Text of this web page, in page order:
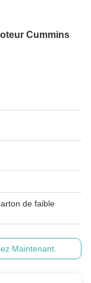
Cummins
de faible
Maintenant.